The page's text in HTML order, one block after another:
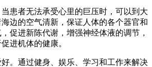
者无法承受心里的巨压时，可以到大
边的空气清新，保证人体的各个器官和
促进新陈代谢，增强神经体液的调节，
进机体的健康。
通过健身、娱乐、学习和工作来解决